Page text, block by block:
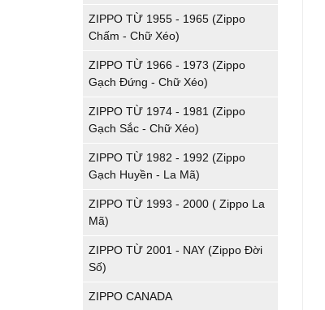
ZIPPO TỪ 1955 - 1965 (Zippo
Chấm - Chữ Xéo)
ZIPPO TỪ 1966 - 1973 (Zippo
Gạch Đứng - Chữ Xéo)
ZIPPO TỪ 1974 - 1981 (Zippo
Gạch Sắc - Chữ Xéo)
ZIPPO TỪ 1982 - 1992 (Zippo
Gạch Huyền - La Mã)
ZIPPO TỪ 1993 - 2000 ( Zippo La
Mã)
ZIPPO TỪ 2001 - NAY (Zippo Đời
Số)
ZIPPO CANADA